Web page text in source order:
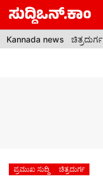
Skip
content
Kannada news ಚಿತ್ರದುರ್ಗ
ಪ್ರಮುಖ ಸುದ್ದಿ ಚಿತ್ರದುರ್ಗ